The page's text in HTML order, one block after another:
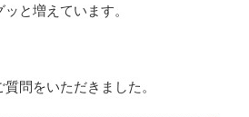
と増えています。
問をいただきました。